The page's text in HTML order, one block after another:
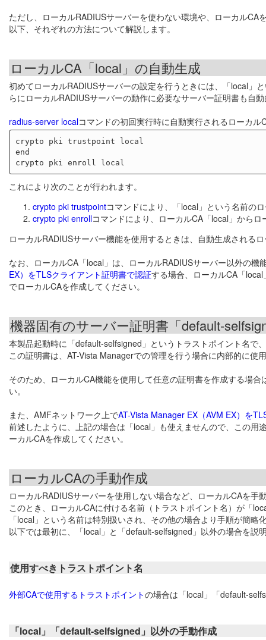
ただし、ローカルRADIUSサーバーを使わない環境や、ローカル
以下、それぞれの方法について解説します。
ローカルCA「local」の自動生成
初めてローカルRADIUSサーバーの設定を行うときには、「local」
らにローカルRADIUSサーバーの動作に必要なサーバー証明書も自
radius-server localコマンドの初回実行時に自動実行されるローカ
crypto pki trustpoint local
end
これにより次のことが行われます。
crypto pki trustpointコマンドにより、「local」という名前の
crypto pki enrollコマンドにより、ローカルCA「local」から
ローカルRADIUSサーバー機能を使用するときは、自動生成される
なお、ローカルCA「local」は、ローカルRADIUSサーバー以外の
EX）をTLSクライアント証明書で認証する場合、ローカルCA「
でローカルCAを作成してください。
機器固有のサーバー証明書「default-
本製品起動時に「default-selfsigned」というトラストポイント名で
この証明書は、AT-Vista Managerでの管理を行う場合に内部的に使
そのため、ローカルCA機能を使用して任意の証明書を作成する場
い。
また、AMFネットワーク上でAT-Vista Manager EX（AVM EX）を
前述したように、上記の場合は「local」も使えませんので、この用
ーカルCAを作成してください。
ローカルCAの手動作成
ローカルRADIUSサーバーを使用しない場合など、ローカルCAを手
このとき、ローカルCAに付ける名前（トラストポイント名）が「
「local」という名前は特別扱いされ、その他の場合より手順が簡略
以下では最初に、「local」と「default-selfsigned」以外の場合を説
使用すべきトラストポイント名
外部CAで使用するトラストポイントの場合は「local」「default-
「local」「default-selfsigned」以外の手動作成